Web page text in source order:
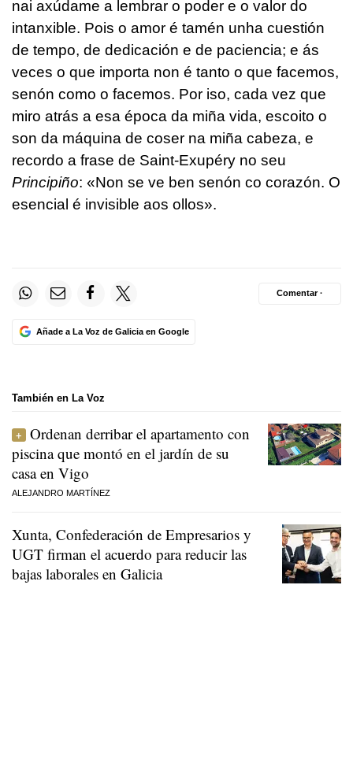
nai axúdame a lembrar o poder e o valor do
intanxible. Pois o amor é tamén unha cuestión
de tempo, de dedicación e de paciencia; e ás
veces o que importa non é tanto o que facemos,
senón como o facemos. Por iso, cada vez que
miro atrás a esa época da miña vida, escoito o
son da máquina de coser na miña cabeza, e
recordo a frase de Saint-Exupéry no seu
Principiño: «Non se ve ben senón co corazón. O
esencial é invisible aos ollos».
Añade a La Voz de Galicia en Google
Comentar ·
También en La Voz
Ordenan derribar el apartamento con
piscina que montó en el jardín de su
casa en Vigo
ALEJANDRO MARTÍNEZ
Xunta, Confederación de Empresarios y
UGT firman el acuerdo para reducir las
bajas laborales en Galicia